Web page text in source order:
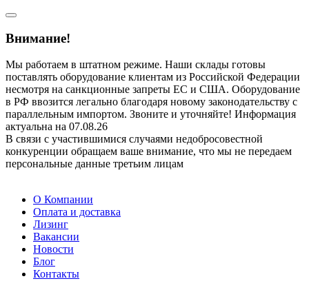
Внимание!
Мы работаем в штатном режиме. Наши склады готовы
поставлять оборудование клиентам из Российской Федерации
несмотря на санкционные запреты ЕС и США. Оборудование
в РФ ввозится легально благодаря новому законодательству с
параллельным импортом. Звоните и уточняйте! Информация
актуальна на 07.08.26
В связи с участившимися случаями недобросовестной
конкуренции обращаем ваше внимание, что мы не передаем
персональные данные третьим лицам
О Компании
Оплата и доставка
Лизинг
Вакансии
Новости
Блог
Контакты